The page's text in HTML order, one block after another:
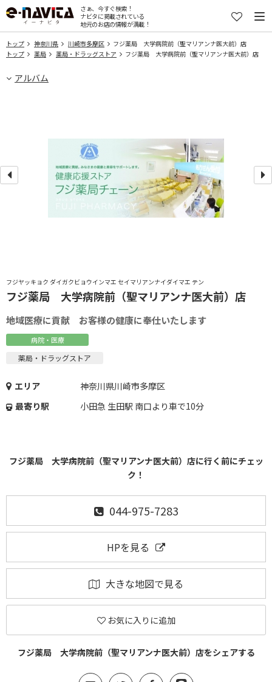
さぁ、今すぐ検索！
ナビタに掲載されている
地元のお店の情報が満載！
トップ 神奈川県 川崎市多摩区
フジ薬局 大学病院前（聖マリアンナ医大前）店
トップ
薬局 薬局・ドラッグストア フジ薬局 大学病院前（聖マリアンナ医大前）店
アルバム
フジヤッキョク ダイガクビョウインマエ セイマリアンナイダイマエ テン
フジ薬局 大学病院前（聖マリアンナ医大前）店
地域医療に貢献 お客様の健康に奉仕いたします
病院・医療
薬局・ドラッグストア
エリア
神奈川県川崎市多摩区
最寄り駅
小田急 生田駅 南口より車で10分
フジ薬局 大学病院前（聖マリアンナ医大前）店に行く前にチェッ
ク！
044-975-7283
HPを見る
大きな地図で見る
お気に入りに追加
フジ薬局 大学病院前（聖マリアンナ医大前）店をシェアする